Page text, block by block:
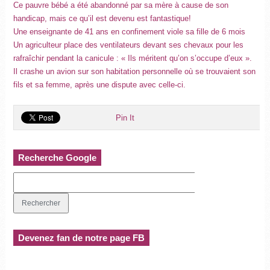
Ce pauvre bébé a été abandonné par sa mère à cause de son
handicap, mais ce qu’il est devenu est fantastique!
Une enseignante de 41 ans en confinement viole sa fille de 6 mois
Un agriculteur place des ventilateurs devant ses chevaux pour les
rafraîchir pendant la canicule : « Ils méritent qu’on s’occupe d’eux ».
Il crashe un avion sur son habitation personnelle où se trouvaient son
fils et sa femme, après une dispute avec celle-ci.
Pin It
Recherche Google
Devenez fan de notre page FB